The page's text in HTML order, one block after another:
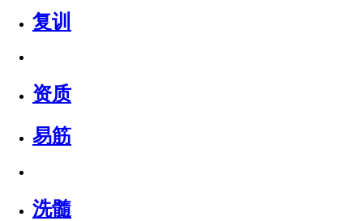
复训
资质
易筋
洗髓